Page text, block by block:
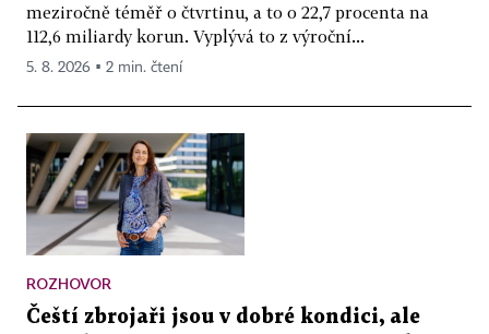
meziročně téměř o čtvrtinu, a to o 22,7 procenta na
112,6 miliardy korun. Vyplývá to z výroční...
5. 8. 2026 ▪ 2 min. čtení
ROZHOVOR
Čeští zbrojaři jsou v dobré kondici, ale